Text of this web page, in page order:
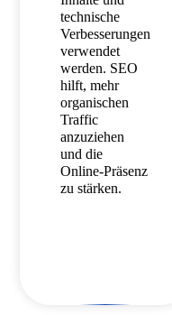
technische
Verbesserungen
verwendet
werden. SEO
hilft, mehr
organischen
Traffic
anzuziehen
und die
Online-Präsenz
zu stärken.